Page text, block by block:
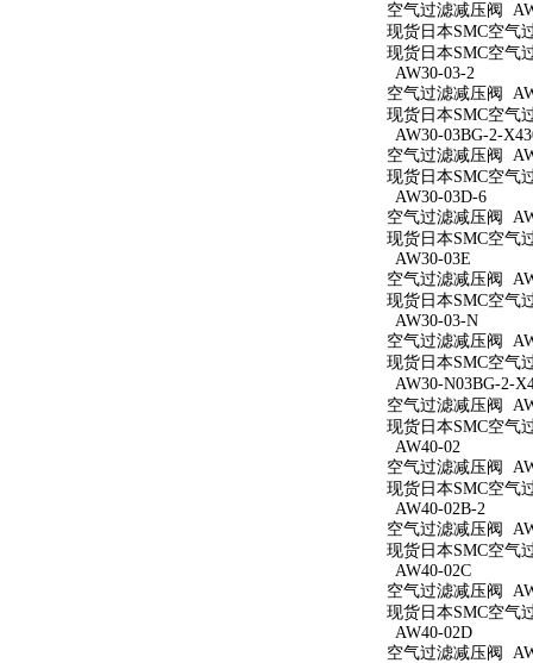
空气过滤减压阀
现货日本SMC空气
现货日本SMC空气
AW30-03-2
空气过滤减压阀
现货日本SMC空气
AW30-03BG-2-
空气过滤减压阀
现货日本SMC空气
AW30-03D-6
空气过滤减压阀
现货日本SMC空气
AW30-03E
空气过滤减压阀
现货日本SMC空气
AW30-03-N
空气过滤减压阀
现货日本SMC空气
AW30-N03BG-2-
空气过滤减压阀
现货日本SMC空气
AW40-02
空气过滤减压阀
现货日本SMC空气
AW40-02B-2
空气过滤减压阀
现货日本SMC空气
AW40-02C
空气过滤减压阀
现货日本SMC空气
AW40-02D
空气过滤减压阀